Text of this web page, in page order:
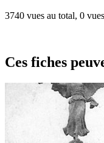
3740 vues au total, 0
Ces fiches